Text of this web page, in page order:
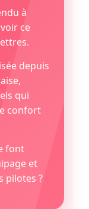
à
ce
depuis
qui
confort
font
et
pilotes ?